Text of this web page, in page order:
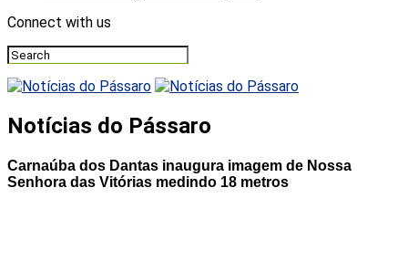
Connect with us
Notícias do Pássaro
Carnaúba dos Dantas inaugura imagem de Nossa
Senhora das Vitórias medindo 18 metros